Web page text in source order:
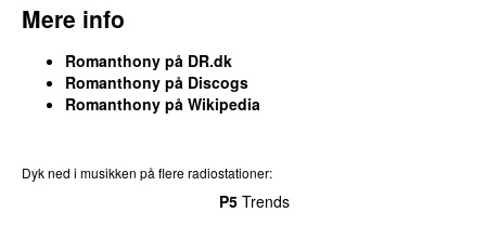
Mere info
Romanthony på DR.dk
Romanthony på Discogs
Romanthony på Wikipedia
Dyk ned i musikken på flere radiostationer:
P5 Trends